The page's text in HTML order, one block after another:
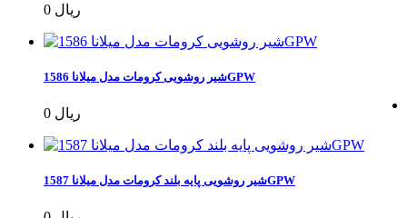
0 ریال
شیر روشویی کرومات مدل میلانا 1586GPW
0 ریال
شیر روشویی پایه بلند کرومات مدل میلانا 1587GPW